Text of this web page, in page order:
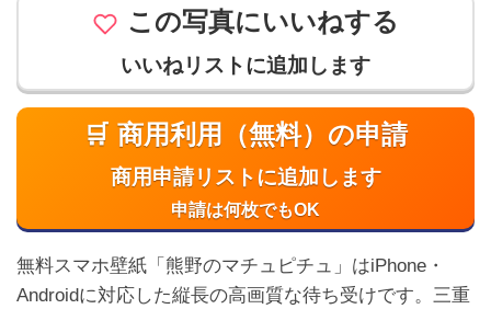
この写真にいいねする
いいねリストに追加します
🛒 商用利用（無料）の申請
商用申請リストに追加します
申請は何枚でもOK
無料スマホ壁紙「熊野のマチュピチュ」はiPhone・
Androidに対応した縦長の高画質な待ち受けです。三重